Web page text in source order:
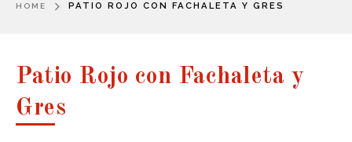
HOME PATIO ROJO CON FACHALETA Y GRES
Patio Rojo con Fachaleta y
Gres